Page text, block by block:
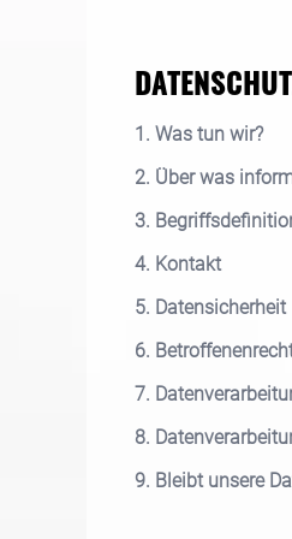
1. Was tun wir?
2. Über was
3.
4. Kontakt
5. Datensicherheit
6.
7.
8.
9. Bleibt unsere